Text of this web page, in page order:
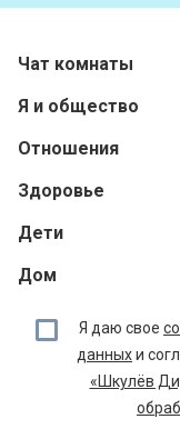
Чат комнаты
Я и общество
Отношения
Здоровье
Дети
Дом
Я даю свое
данныхи
«Шкулёв